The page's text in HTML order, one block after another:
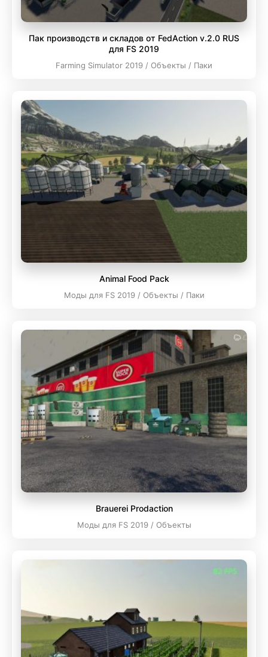
Пак производств и складов от FedAction v.2.0 RUS
для FS 2019
Farming Simulator 2019 / Объекты / Паки
Animal Food Pack
Моды для FS 2019 / Объекты / Паки
Brauerei Prodaction
Моды для FS 2019 / Объекты